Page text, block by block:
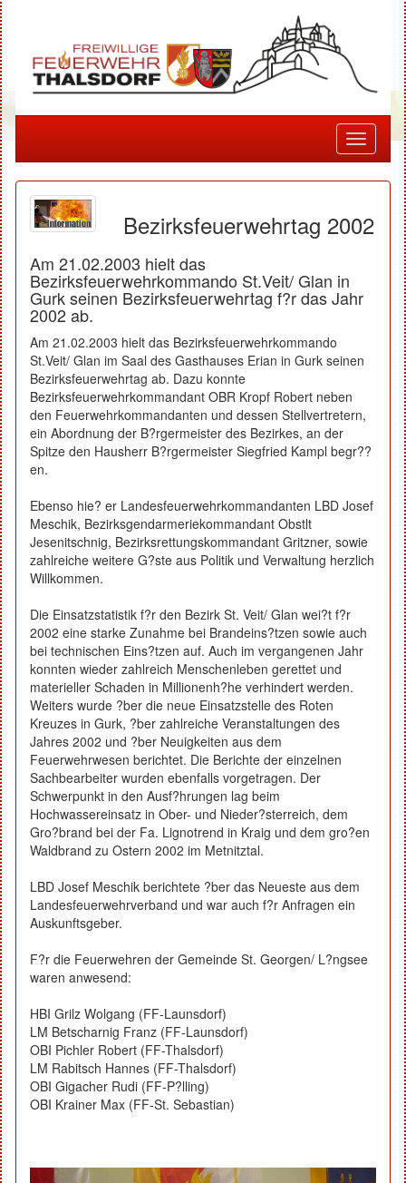
Toggle
Bezirksfeuerwehrtag 2002
Am 21.02.2003 hielt das
Bezirksfeuerwehrkommando St.Veit/ Glan in
Gurk seinen Bezirksfeuerwehrtag f?r das Jahr
2002 ab.
Am 21.02.2003 hielt das Bezirksfeuerwehrkommando
St.Veit/ Glan im Saal des Gasthauses Erian in Gurk seinen
Bezirksfeuerwehrtag ab. Dazu konnte
Bezirksfeuerwehrkommandant OBR Kropf Robert neben
den Feuerwehrkommandanten und dessen Stellvertretern,
ein Abordnung der B?rgermeister des Bezirkes, an der
Spitze den Hausherr B?rgermeister Siegfried Kampl begr??
en.
Ebenso hie? er Landesfeuerwehrkommandanten LBD Josef
Meschik, Bezirksgendarmeriekommandant Obstlt
Jesenitschnig, Bezirksrettungskommandant Gritzner, sowie
zahlreiche weitere G?ste aus Politik und Verwaltung herzlich
Willkommen.
Die Einsatzstatistik f?r den Bezirk St. Veit/ Glan wei?t f?r
2002 eine starke Zunahme bei Brandeins?tzen sowie auch
bei technischen Eins?tzen auf. Auch im vergangenen Jahr
konnten wieder zahlreich Menschenleben gerettet und
materieller Schaden in Millionenh?he verhindert werden.
Weiters wurde ?ber die neue Einsatzstelle des Roten
Kreuzes in Gurk, ?ber zahlreiche Veranstaltungen des
Jahres 2002 und ?ber Neuigkeiten aus dem
Feuerwehrwesen berichtet. Die Berichte der einzelnen
Sachbearbeiter wurden ebenfalls vorgetragen. Der
Schwerpunkt in den Ausf?hrungen lag beim
Hochwassereinsatz in Ober- und Nieder?sterreich, dem
Gro?brand bei der Fa. Lignotrend in Kraig und dem gro?en
Waldbrand zu Ostern 2002 im Metnitztal.
LBD Josef Meschik berichtete ?ber das Neueste aus dem
Landesfeuerwehrverband und war auch f?r Anfragen ein
Auskunftsgeber.
F?r die Feuerwehren der Gemeinde St. Georgen/ L?ngsee
waren anwesend:
HBI Grilz Wolgang (FF-Launsdorf)
LM Betscharnig Franz (FF-Launsdorf)
OBI Pichler Robert (FF-Thalsdorf)
LM Rabitsch Hannes (FF-Thalsdorf)
OBI Gigacher Rudi (FF-P?lling)
OBI Krainer Max (FF-St. Sebastian)